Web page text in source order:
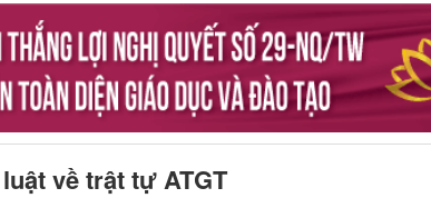
về trật tự ATGT